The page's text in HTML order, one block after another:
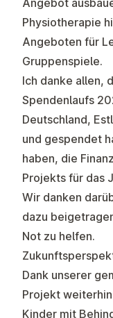
Physiotherapie
Angeboten für
Gruppenspiele.
Ich danke allen,
Spendenlaufs
Deutschland,
und gespendet
haben, die
Projekts für das
Wir danken
dazu
Not zu helfen.
Dank unserer
Projekt
Kinder mit